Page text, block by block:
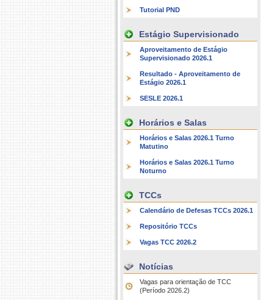
Tutorial PND
Estágio Supervisionado
Aproveitamento de Estágio
Supervisionado 2026.1
Resultado - Aproveitamento de
Estágio 2026.1
SESLE 2026.1
Horários e Salas
Horários e Salas 2026.1 Turno
Matutino
Horários e Salas 2026.1 Turno
Noturno
TCCs
Calendário de Defesas TCCs 2026.1
Repositório TCCs
Vagas TCC 2026.2
Notícias
Vagas para orientação de TCC
(Período 2026.2)